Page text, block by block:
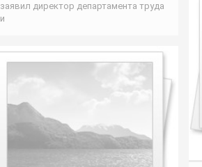
заявил директор департамента труда
и